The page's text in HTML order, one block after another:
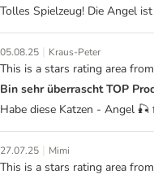
Tolles Spielzeug! Die Angel
05.08.25 | Kraus-Peter
This is a stars rating area
Bin sehr überrascht TOP
Habe diese Katzen - Angel
27.07.25 | Mimi
This is a stars rating area